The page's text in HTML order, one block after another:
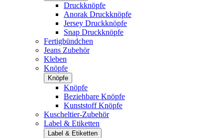
Druckknöpfe
Anorak Druckknöpfe
Jersey Druckknöpfe
Snap Druckknöpfe
Fertigbündchen
Jeans Zubehör
Kleben
Knöpfe
Knöpfe
Knöpfe
Beziehbare Knöpfe
Kunststoff Knöpfe
Kuscheltier-Zubehör
Label & Etiketten
Label & Etiketten